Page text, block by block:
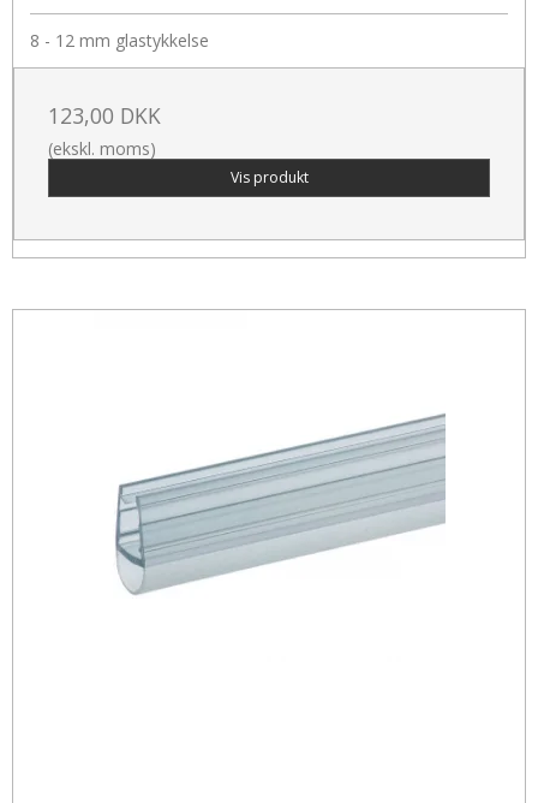
8 - 12 mm glastykkelse
123,00 DKK
(ekskl. moms)
Vis produkt